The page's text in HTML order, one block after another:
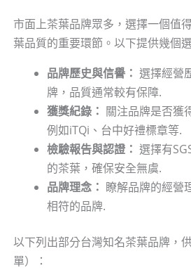
市面上茶葉品牌眾多，選擇一個值
葉品質的重要環節。以下提供幾個
品牌歷史與信譽： 選擇經營
牌，品質通常較有保障.
獲獎紀錄： 關注品牌是否獲
例如iTQi、台中好禮標章等.
檢驗報告與認證： 選擇有
的茶葉，確保安全無虞.
品牌理念： 瞭解品牌的經營
相符的品牌.
以下列出部分台灣知名茶葉品牌，
單）：